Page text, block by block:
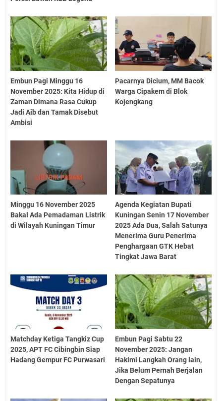
Embun Pagi Minggu 16
November 2025: Kita Hidup di
Zaman Dimana Rasa Cukup
Jadi Aib dan Tamak Disebut
Ambisi
Pacarnya Dicium, MM Bacok
Warga Cipakem di Blok
Kojengkang
Minggu 16 November 2025
Bakal Ada Pemadaman Listrik
di Wilayah Kuningan Timur
Agenda Kegiatan Bupati
Kuningan Senin 17 November
2025 Ada Dua, Salah Satunya
Menerima Guru Penerima
Penghargaan GTK Hebat
Tingkat Jawa Barat
Matchday Ketiga Tangkiz Cup
2025, APT FC Cibingbin Siap
Hadang Gempur FC Purwasari
Embun Pagi Sabtu 22
November 2025: Jangan
Hakimi Langkah Orang lain,
Jika Belum Pernah Berjalan
Dengan Sepatunya